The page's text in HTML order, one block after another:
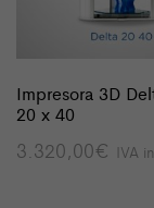
Impresora 3D
20 x 40
3.320,00€ IVA